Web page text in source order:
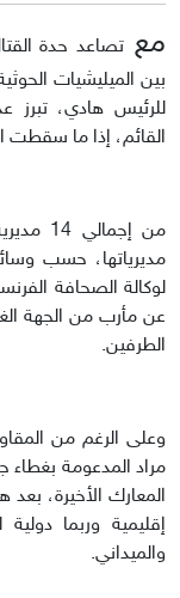
معتصاعد حدة
بين الميليشيات
للرئيس هادي، تبرز
القائم، إذا ما سقطت
من
مديرياتها، حسب
عن مأرب من الجهة
الطرفين.
وعلى الرغم من
مراد المدعومة بغطاء
المعارك الأخيرة،
إقليمية وربما
والميداني.